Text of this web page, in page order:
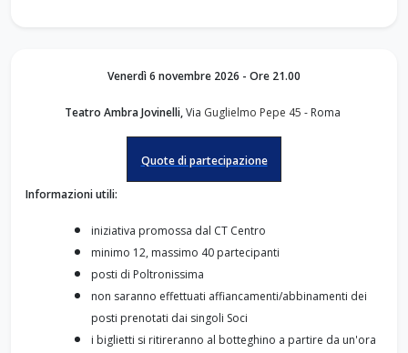
Venerdì 6 novembre 2026 - Ore 21.00
Teatro Ambra Jovinelli,Via Guglielmo Pepe 45 - Roma
Quote di partecipazione
Informazioni utili:
iniziativa promossa dal CT Centro
minimo 12, massimo 40 partecipanti
posti di Poltronissima
non saranno effettuati affiancamenti/abbinamenti dei
posti prenotati dai singoli Soci
i biglietti si ritireranno al botteghino a partire da un'ora